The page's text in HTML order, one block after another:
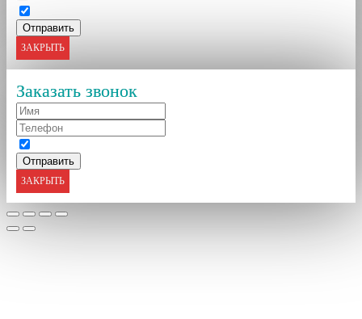
ЗАКРЫТЬ
Заказать звонок
ЗАКРЫТЬ